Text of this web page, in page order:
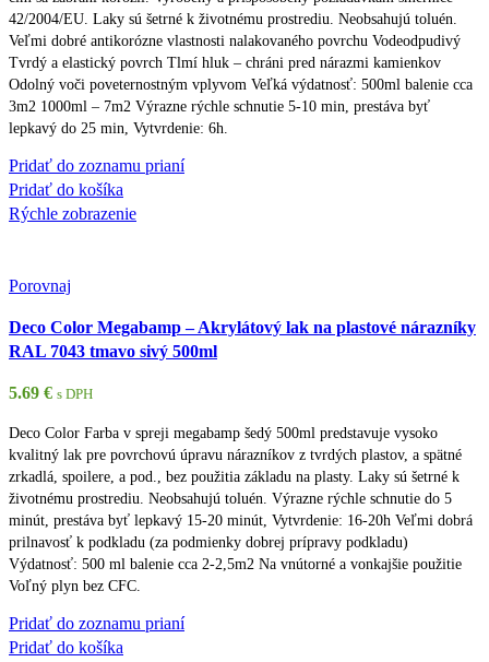
42/2004/EU. Laky sú šetrné k životnému prostrediu. Neobsahujú toluén.
Veľmi dobré antikorózne vlastnosti nalakovaného povrchu Vodeodpudivý
Tvrdý a elastický povrch Tlmí hluk – chráni pred nárazmi kamienkov
Odolný voči poveternostným vplyvom Veľká výdatnosť: 500ml balenie cca
3m2 1000ml – 7m2 Výrazne rýchle schnutie 5-10 min, prestáva byť
lepkavý do 25 min, Vytvrdenie: 6h.
Pridať do zoznamu prianí
Pridať do košíka
Rýchle zobrazenie
Porovnaj
Deco Color Megabamp – Akrylátový lak na plastové nárazníky
RAL 7043 tmavo sivý 500ml
5.69 € s DPH
Deco Color Farba v spreji megabamp šedý 500ml predstavuje vysoko
kvalitný lak pre povrchovú úpravu nárazníkov z tvrdých plastov, a spätné
zrkadlá, spoilere, a pod., bez použitia základu na plasty. Laky sú šetrné k
životnému prostrediu. Neobsahujú toluén. Výrazne rýchle schnutie do 5
minút, prestáva byť lepkavý 15-20 minút, Vytvrdenie: 16-20h Veľmi dobrá
prilnavosť k podkladu (za podmienky dobrej prípravy podkladu)
Výdatnosť: 500 ml balenie cca 2-2,5m2 Na vnútorné a vonkajšie použitie
Voľný plyn bez CFC.
Pridať do zoznamu prianí
Pridať do košíka